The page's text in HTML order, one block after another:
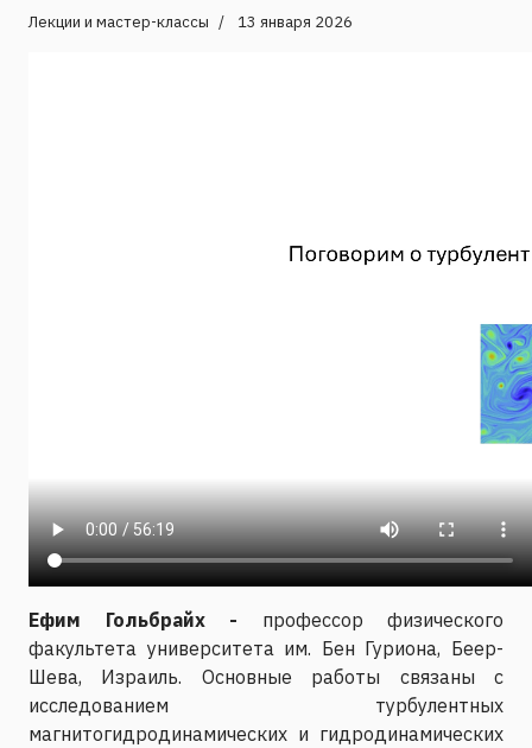
Лекции и мастер-классы 13 января 2026
Ефим Гольбрайх - профессор физического
факультета университета им. Бен Гуриона, Беер-
Шева, Израиль. Основные работы связаны с
исследованием турбулентных
магнитогидродинамических и гидродинамических